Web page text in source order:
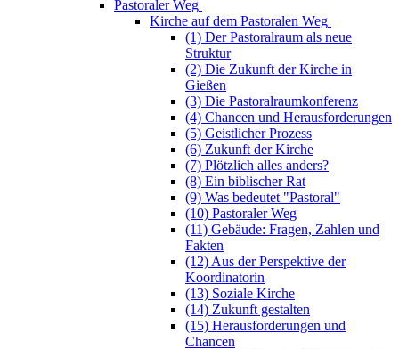
Pastoraler Weg
Kirche auf dem Pastoralen Weg
(1) Der Pastoralraum als neue
Struktur
(2) Die Zukunft der Kirche in
Gießen
(3) Die Pastoralraumkonferenz
(4) Chancen und Herausforderungen
(5) Geistlicher Prozess
(6) Zukunft der Kirche
(7) Plötzlich alles anders?
(8) Ein biblischer Rat
(9) Was bedeutet "Pastoral"
(10) Pastoraler Weg
(11) Gebäude: Fragen, Zahlen und
Fakten
(12) Aus der Perspektive der
Koordinatorin
(13) Soziale Kirche
(14) Zukunft gestalten
(15) Herausforderungen und
Chancen